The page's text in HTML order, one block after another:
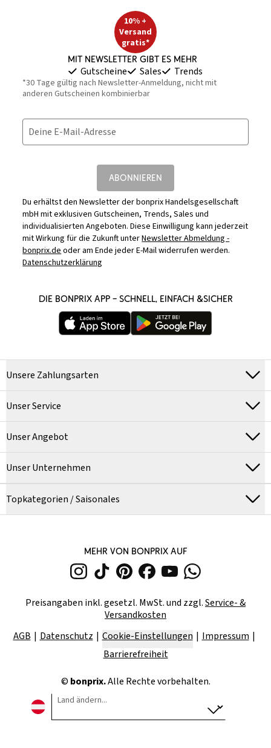
10% +
Versand
gratis*
Mit Newsletter gibt es mehr
Gutscheine Sales Trends
*30 Tage gültig nach Newsletter-Anmeldung, nicht mit
anderen Gutscheinen kombinierbar
Deine E-Mail-Adresse
ABONNIEREN
Du erhältst den Newsletter der bonprix Handelsgesellschaft
mbH mit exklusiven Gutscheinen, Trends, Sales und
individualisierten Angeboten. Diese Einwilligung kann jederzeit
mit Wirkung für die Zukunft unterNewsletter Abmeldung -
bonprix.deoder am Ende jeder E-Mail widerrufen werden.
Datenschutzerklärung
DIE BONPRIX APP – SCHNELL, EINFACH &SICHER
Unsere Zahlungsarten
Unser Service
Unser Angebot
Unser Unternehmen
Topkategorien / Saisonales
MEHR VON BONPRIX AUF
Preisangaben inkl. gesetzl. MwSt. und zzgl.Service- &
Versandkosten
AGB
Datenschutz Cookie-Einstellungen
Impressum
Barrierefreiheit
© bonprix.Alle Rechte vorbehalten.
Land ändern...